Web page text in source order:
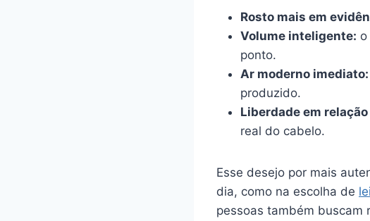
Rosto mais em
Volume inteligente:
ponto.
Ar moderno imediato:
produzido.
Liberdade em
real do cabelo.
Esse desejo por mais
dia, como na escolha de
pessoas também buscam